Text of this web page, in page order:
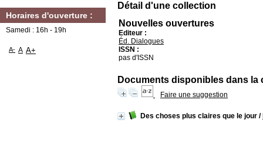
Détail d'une collection
Nouvelles ouvertures
Editeur :
Éd. Dialogues
ISSN :
pas d'ISSN
Documents disponibles dans la
Faire une suggestion
Des choses plus claires que le jour /
Horaires d'ouverture :
Samedi : 16h - 19h
A- A A+